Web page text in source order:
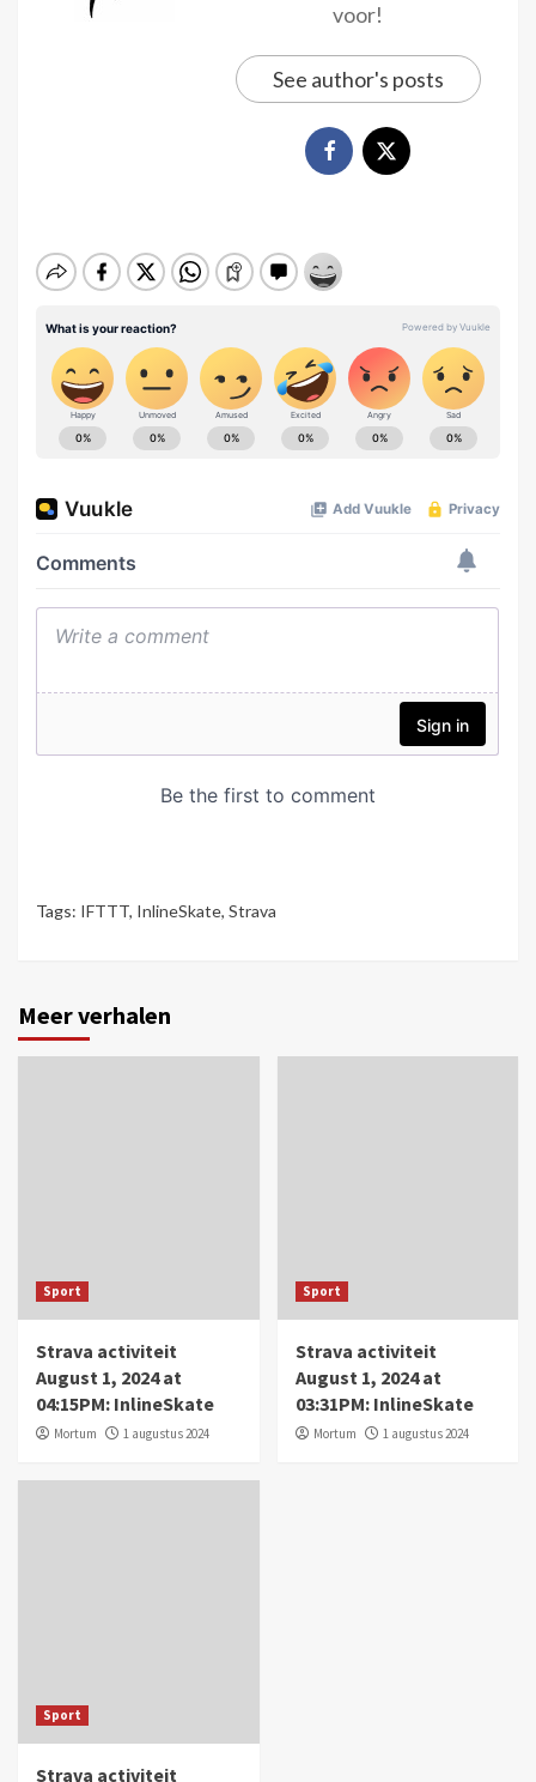
voor!
See author's posts
Tags: IFTTT, InlineSkate, Strava
Meer verhalen
Sport
Strava activiteit
August 1, 2024 at
04:15PM: InlineSkate
Mortum 1 augustus 2024
Sport
Strava activiteit
August 1, 2024 at
03:31PM: InlineSkate
Mortum 1 augustus 2024
Sport
Strava activiteit